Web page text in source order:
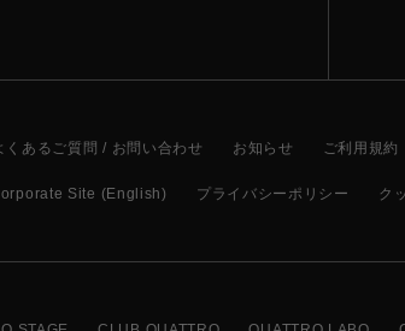
くあるご質問 / お問い合わせ お知らせ ご利用規約
Site (English) プライバシーポリシー ク